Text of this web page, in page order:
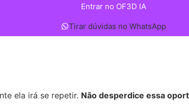
Entrar no OF3D IA
Tirar dúvidas no WhatsApp
ela irá se repetir. Não desperdice essa